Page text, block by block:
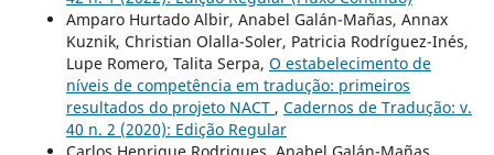
Amparo Hurtado Albir, Anabel Galán-Mañas, Annax
Kuznik, Christian Olalla-Soler, Patricia Rodríguez-Inés,
Lupe Romero, Talita Serpa, O estabelecimento de
níveis de competência em tradução: primeiros
resultados do projeto NACT , Cadernos de Tradução: v.
40 n. 2 (2020): Edição Regular
Carlos Henrique Rodrigues, Anabel Galán-Mañas,